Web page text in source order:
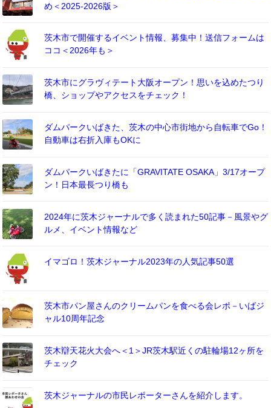
め＜2025-2026版＞
茨木市で開催するイベント情報、募集中！送信フォームは
ココ＜2026年も＞
茨木市にグラヴィテート大阪オープン！思いを込めたつり
橋、ショップやアクセスをチェック！
ダムパークいばきた、茨木の中心市街地から自転車でGo！
自動車は右折入庫もOKに
ダムパークいばきたに「GRAVITATE OSAKA」3/17オープ
ン！日本最長つり橋も
2024年に茨木ジャーナルで多く読まれた50記事－風景やグ
ルメ、イベント情報など
イマゴロ！茨木ジャーナル2023年の人気記事50選
茨木市パン屋さんのクリームパンを食べる会レポ－いばジ
ャル10周年記念
茨木辯天花火大会へ＜1＞JR茨木駅近くの駐輪場12ヶ所を
チェック
茨木ジャーナルの市民レポーターさんを紹介します。